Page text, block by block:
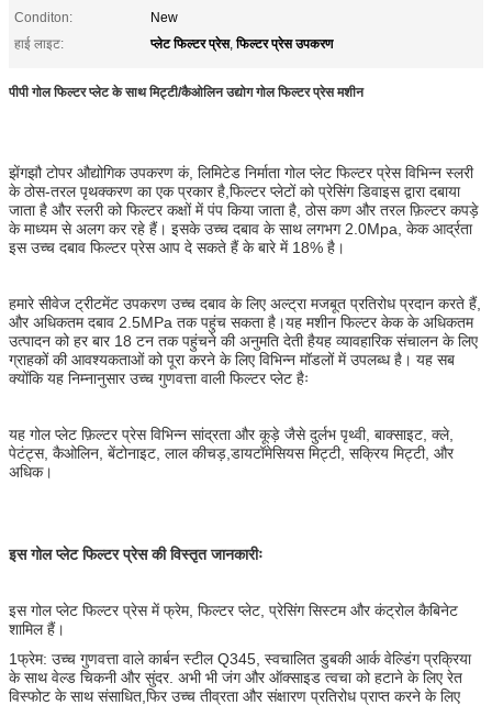
Conditon:
New
हाई लाइट:
प्लेट फिल्टर प्रेस,फिल्टर प्रेस उपकरण
पीपी गोल फिल्टर प्लेट के साथ मिट्टी/कैओलिन उद्योग गोल फिल्टर प्रेस मशीन
झेंगझौ टोपर औद्योगिक उपकरण कं, लिमिटेड निर्माता गोल प्लेट फिल्टर प्रेस विभिन्न स्लरी
के ठोस-तरल पृथक्करण का एक प्रकार है,फिल्टर प्लेटों को प्रेसिंग डिवाइस द्वारा दबाया
जाता है और स्लरी को फिल्टर कक्षों में पंप किया जाता है, ठोस कण और तरल फ़िल्टर कपड़े
के माध्यम से अलग कर रहे हैं। इसके उच्च दबाव के साथ लगभग 2.0Mpa, केक आर्द्रता
इस उच्च दबाव फिल्टर प्रेस आप दे सकते हैं के बारे में 18% है।
हमारे सीवेज ट्रीटमेंट उपकरण उच्च दबाव के लिए अल्ट्रा मजबूत प्रतिरोध प्रदान करते हैं,
और अधिकतम दबाव 2.5MPa तक पहुंच सकता है।यह मशीन फिल्टर केक के अधिकतम
उत्पादन को हर बार 18 टन तक पहुंचने की अनुमति देती हैयह व्यावहारिक संचालन के लिए
ग्राहकों की आवश्यकताओं को पूरा करने के लिए विभिन्न मॉडलों में उपलब्ध है। यह सब
क्योंकि यह निम्नानुसार उच्च गुणवत्ता वाली फिल्टर प्लेट हैः
यह गोल प्लेट फ़िल्टर प्रेस विभिन्न सांद्रता और कूड़े जैसे दुर्लभ पृथ्वी, बाक्साइट, क्ले,
पेटंट्स, कैओलिन, बेंटोनाइट, लाल कीचड़,डायटॉमेसियस मिट्टी, सक्रिय मिट्टी, और
अधिक।
इस गोल प्लेट फिल्टर प्रेस की विस्तृत जानकारीः
इस गोल प्लेट फिल्टर प्रेस में फ्रेम, फिल्टर प्लेट, प्रेसिंग सिस्टम और कंट्रोल कैबिनेट
शामिल हैं।
1फ्रेम: उच्च गुणवत्ता वाले कार्बन स्टील Q345, स्वचालित डुबकी आर्क वेल्डिंग प्रक्रिया
के साथ वेल्ड चिकनी और सुंदर. अभी भी जंग और ऑक्साइड त्वचा को हटाने के लिए रेत
विस्फोट के साथ संसाधित,फिर उच्च तीव्रता और संक्षारण प्रतिरोध प्राप्त करने के लिए